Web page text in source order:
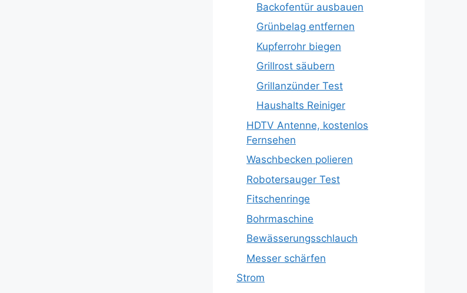
Backofentür ausbauen
Grünbelag entfernen
Kupferrohr biegen
Grillrost säubern
Grillanzünder Test
Haushalts Reiniger
HDTV Antenne, kostenlos
Fernsehen
Waschbecken polieren
Robotersauger Test
Fitschenringe
Bohrmaschine
Bewässerungsschlauch
Messer schärfen
Strom